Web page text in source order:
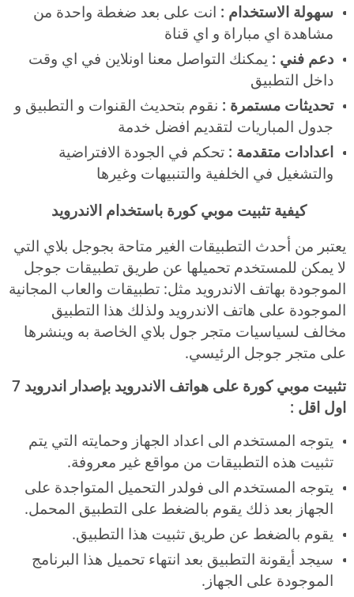
سهولة الاستخدام : انت على بعد ضغطة واحدة من
مشاهدة اي مباراة و اي قناة
دعم فني : يمكنك التواصل معنا اونلاين في اي وقت
داخل التطبيق
تحديثات مستمرة : نقوم بتحديث القنوات و التطبيق و
جدول المباريات لتقديم افضل خدمة
اعدادات متقدمة : تحكم في الجودة الافتراضية
والتشغيل في الخلفية والتنبيهات وغيرها
كيفية تثبيت موبي كورة باستخدام الاندرويد
يعتبر من أحدث التطبيقات الغير متاحة بجوجل بلاي التي
لا يمكن للمستخدم تحميلها عن طريق تطبيقات جوجل
الموجودة بهاتف الاندرويد مثل: تطبيقات والعاب المجانية
الموجودة على هاتف الاندرويد ولذلك هذا التطبيق
مخالف لسياسيات متجر جول بلاي الخاصة به وينشرها
على متجر جوجل الرئيسي.
تثبيت موبي كورة على هواتف الاندرويد بإصدار اندرويد 7
اول اقل :
يتوجه المستخدم الى اعداد الجهاز وحمايته التي يتم
تثبيت هذه التطبيقات من مواقع غير معروفة.
يتوجه المستخدم الى فولدر التحميل المتواجدة على
الجهاز بعد ذلك يقوم بالضغط على التطبيق المحمل.
يقوم بالضغط عن طريق تثبيت هذا التطبيق.
سيجد أيقونة التطبيق بعد انتهاء تحميل هذا البرنامج
الموجودة على الجهاز.